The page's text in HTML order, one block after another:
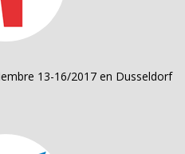
13-16/2017 en Dusseldorf